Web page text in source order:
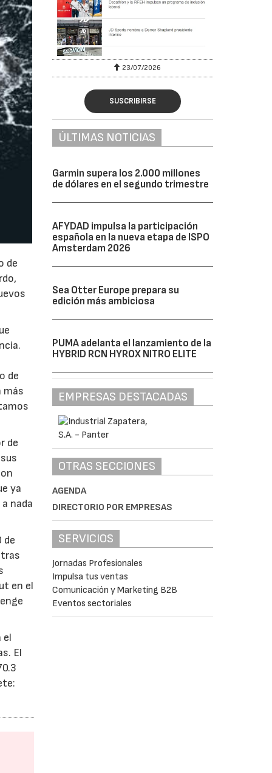
de
de
más
de
ya
nada
de
en el
el
El
23/07/2026
SUSCRIBIRSE
ÚLTIMAS NOTICIAS
Garmin supera los 2.000 millones
de dólares en el segundo trimestre
AFYDAD impulsa la participación
española en la nueva etapa de ISPO
Amsterdam 2026
Sea Otter Europe prepara su
edición más ambiciosa
PUMA adelanta el lanzamiento de la
HYBRID RCN HYROX NITRO ELITE
EMPRESAS DESTACADAS
OTRAS SECCIONES
AGENDA
DIRECTORIO POR EMPRESAS
SERVICIOS
Jornadas Profesionales
Impulsa tus ventas
Comunicación y Marketing B2B
Eventos sectoriales